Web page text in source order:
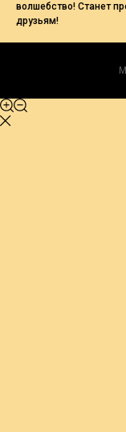
волшебство! Станет
друзьям!